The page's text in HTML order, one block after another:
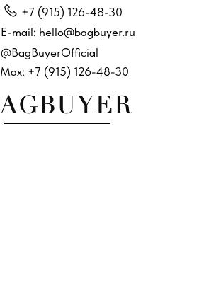
E-mail: hello@bagbuyer.ru
+7 (915) 126-48-30
@BagBuyerOfficial
Max: +7 (915) 126-48-30